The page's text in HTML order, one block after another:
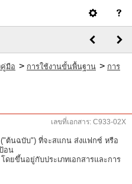
มือ > การใช้งานขั้นพื้นฐาน > การ
เลขที่เอกสาร: C933-02X
("ต้นฉบับ") ที่จะสแกน ส่งแฟกซ์ หรือ
อน
ดยขึ้นอยู่กับประเภทเอกสารและการ